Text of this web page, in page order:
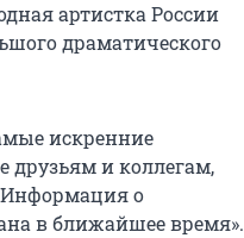
артистка России
драматического
искренние
и коллегам,
Информация о
в ближайшее время».